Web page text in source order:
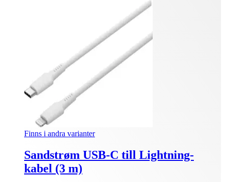
Finns i andra varianter
Sandstrøm USB-C till Lightning-
kabel (3 m)